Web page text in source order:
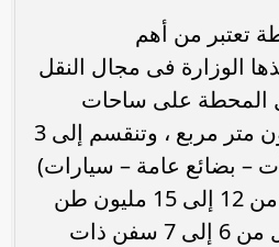
تعتبر من أهم
الوزارة فى مجال النقل
المحطة على ساحات
تداول تبلغ نصف مليون متر مربع ، وتنقسم إلى 3
– بضائع عامة – سيارات)
، و قادرة على تداول من 12 إلى 15 مليون طن
بضائع سنويا واستقبال من 6 إلى 7 سفن ذات